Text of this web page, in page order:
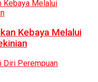
Kebaya Melalui